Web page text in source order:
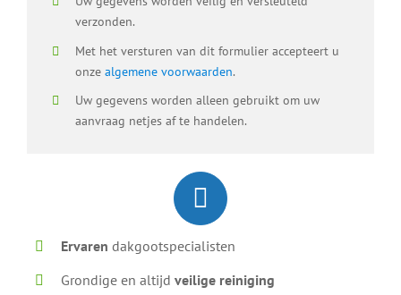
verzonden.
Met het versturen van dit formulier accepteert u
onze algemene voorwaarden.
Uw gegevens worden alleen gebruikt om uw
aanvraag netjes af te handelen.
Ervaren dakgootspecialisten
Grondige en altijdveilige reiniging